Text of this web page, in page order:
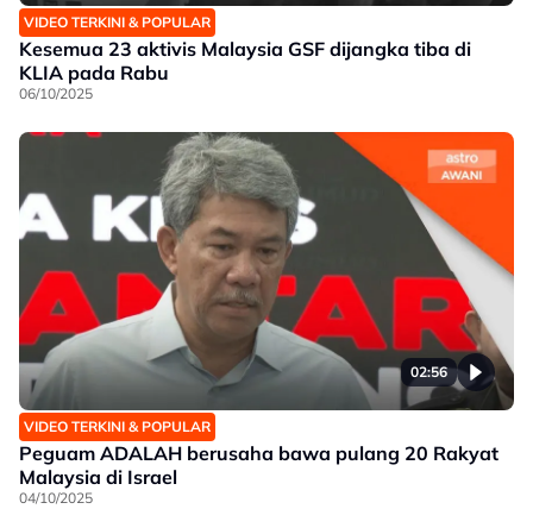
VIDEO TERKINI & POPULAR
Kesemua 23 aktivis Malaysia GSF dijangka tiba di
KLIA pada Rabu
06/10/2025
02:56
VIDEO TERKINI & POPULAR
Peguam ADALAH berusaha bawa pulang 20 Rakyat
Malaysia di Israel
04/10/2025